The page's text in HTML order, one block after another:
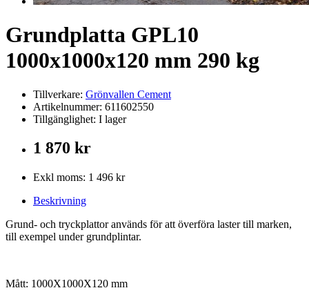
Grundplatta GPL10
1000x1000x120 mm 290 kg
Tillverkare: Grönvallen Cement
Artikelnummer: 611602550
Tillgänglighet: I lager
1 870 kr
Exkl moms: 1 496 kr
Beskrivning
Grund- och tryckplattor används för att överföra laster till marken,
till exempel under grundplintar.
Mått: 1000X1000X120 mm